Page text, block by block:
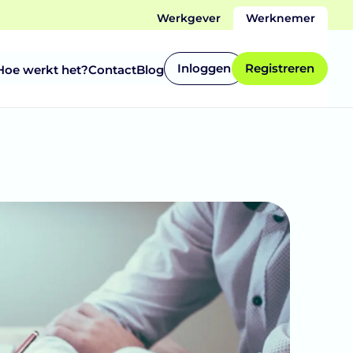
Werkgever Werknemer
werkt het?ContactBlog Inloggen Registreren